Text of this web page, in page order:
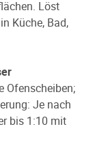
Löst
Küche, Bad,
Ofenscheiben;
Je nach
bis 1:10 mit